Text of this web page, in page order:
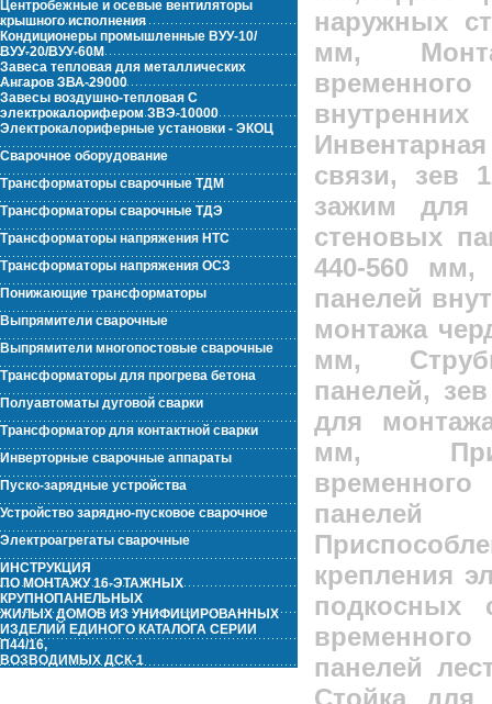
Центробежные и осевые вентиляторы
крышного исполнения
Кондиционеры промышленные ВУУ-10/
ВУУ-20/ВУУ-60М
Завеса тепловая для металлических
Ангаров ЗВА-29000
Завесы воздушно-тепловая С
электрокалорифером ЗВЭ-10000
Электрокалориферные установки - ЭКОЦ
Сварочное оборудование
Трансформаторы сварочные ТДМ
Трансформаторы сварочные ТДЭ
Трансформаторы напряжения НТС
Трансформаторы напряжения ОСЗ
Понижающие трансформаторы
Выпрямители сварочные
Выпрямители многопостовые сварочные
Трансформаторы для прогрева бетона
Полуавтоматы дуговой сварки
Трансформатор для контактной сварки
Инверторные сварочные аппараты
Пуско-зарядные устройства
Устройство зарядно-пусковое сварочное
Электроагрегаты сварочные
ИНСТРУКЦИЯ
ПО МОНТАЖУ 16-ЭТАЖНЫХ
КРУПНОПАНЕЛЬНЫХ
ЖИЛЫХ ДОМОВ ИЗ УНИФИЦИРОВАННЫХ
ИЗДЕЛИЙ ЕДИНОГО КАТАЛОГА СЕРИИ
П44/16,
ВОЗВОДИМЫХ ДСК-1
наружных
мм,
связи, зев
зажим для
стеновых
440-560
панелей
монтажа
мм,
панелей,
для
мм,
крепления
подкосных
панелей
Стойка для